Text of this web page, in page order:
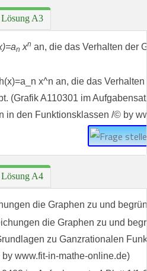
Lösung A3
n xn an, die das Verhalten der
Lösung A4
die Graphen zu und